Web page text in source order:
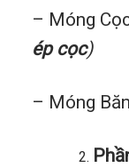
– Móng
ép cọc)
– Móng